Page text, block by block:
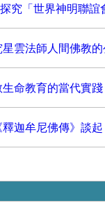
究「世界神明聯誼
雲法師人間佛教
命教育的當代實踐
迦牟尼佛傳》談起